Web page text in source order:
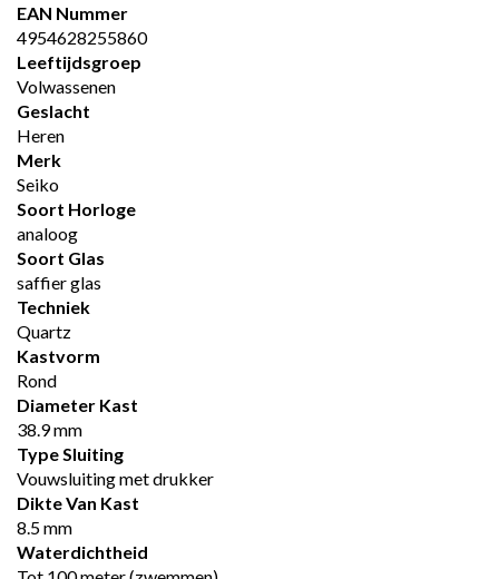
EAN Nummer
4954628255860
Leeftijdsgroep
Volwassenen
Geslacht
Heren
Merk
Seiko
Soort Horloge
analoog
Soort Glas
saffier glas
Techniek
Quartz
Kastvorm
Rond
Diameter Kast
38.9 mm
Type Sluiting
Vouwsluiting met drukker
Dikte Van Kast
8.5 mm
Waterdichtheid